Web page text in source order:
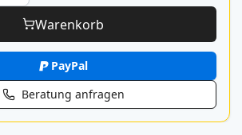
Warenkorb
PayPal
Beratung anfragen